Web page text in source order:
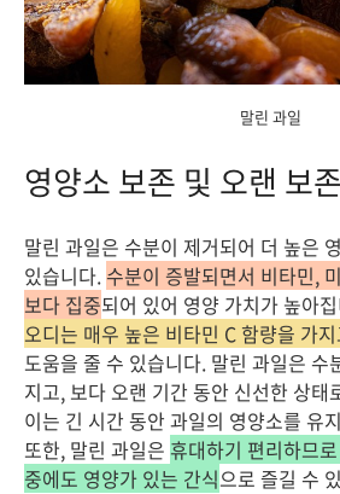
말린 과일
영양소 보존 및 오랜 보
말린 과일은 수분이 제거되어 더 높은
있습니다.수분이 증발되면서 비타민,
보다 집중되어 있어 영양 가치가 높아
오디는 매우 높은 비타민 C 함량을 가
도움을 줄 수 있습니다. 말린 과일은 수
지고, 보다 오랜 기간 동안 신선한 상태
이는 긴 시간 동안 과일의 영양소를 유
또한, 말린 과일은 휴대하기 편리하므
중에도 영양가 있는 간식으로 즐길 수